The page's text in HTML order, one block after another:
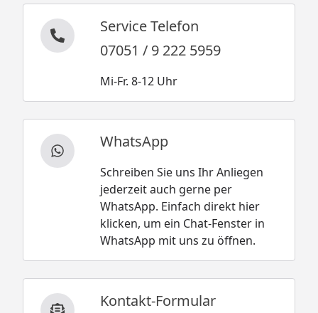
Service Telefon
07051 / 9 222 5959
Mi-Fr. 8-12 Uhr
WhatsApp
Schreiben Sie uns Ihr Anliegen
jederzeit auch gerne per
WhatsApp. Einfach direkt hier
klicken, um ein Chat-Fenster in
WhatsApp mit uns zu öffnen.
Kontakt-Formular